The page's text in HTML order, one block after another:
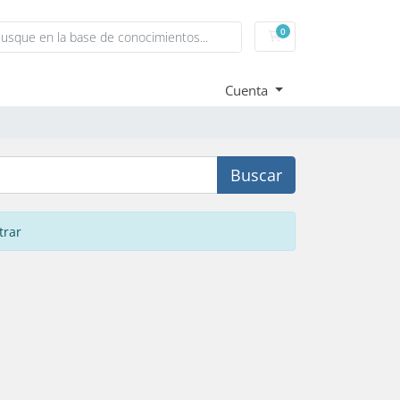
0Carrito
Cuenta
Buscar